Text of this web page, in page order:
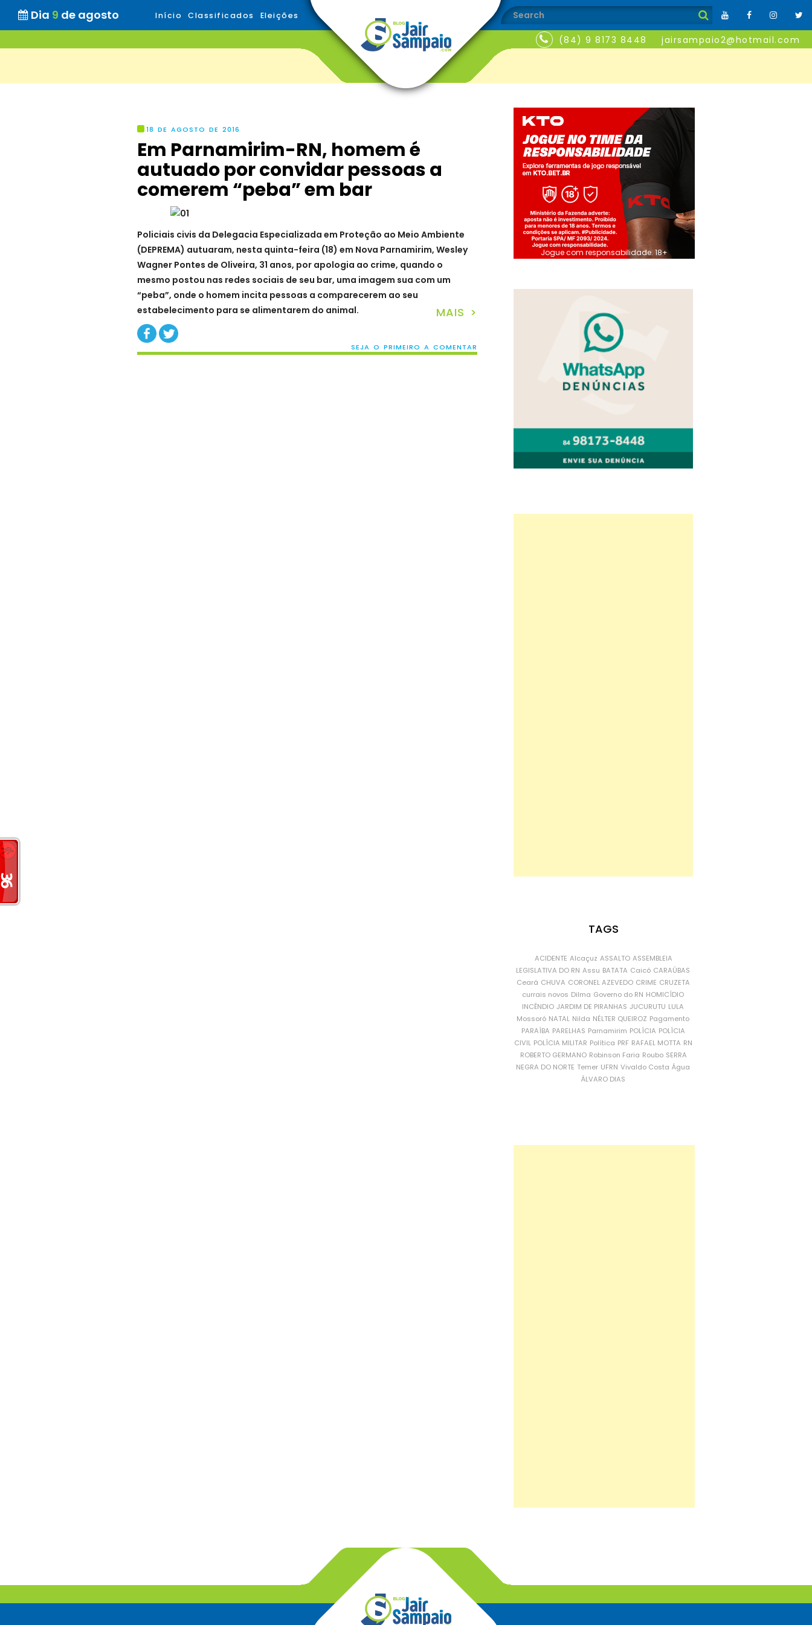
Dia 9 de agosto Início Classificados Eleições
(84) 9 8173 8448 jairsampaio2@hotmail.com
18 DE AGOSTO DE 2016
Em Parnamirim-RN, homem é
autuado por convidar pessoas a
comerem “peba” em bar
Policiais civis da Delegacia Especializada em Proteção ao Meio Ambiente
(DEPREMA) autuaram, nesta quinta-feira (18) em Nova Parnamirim, Wesley
Wagner Pontes de Oliveira, 31 anos, por apologia ao crime, quando o
mesmo postou nas redes sociais de seu bar, uma imagem sua com um
“peba”, onde o homem incita pessoas a comparecerem ao seu
estabelecimento para se alimentarem do animal. MAIS >
SEJA O PRIMEIRO A COMENTAR
Jogue com responsabilidade. 18+
TAGS
ACIDENTE Alcaçuz ASSALTO ASSEMBLEIA
LEGISLATIVA DO RN Assu BATATA Caicó CARAÚBAS
Ceará CHUVA CORONEL AZEVEDO CRIME CRUZETA
currais novos Dilma Governo do RN HOMICÍDIO
INCÊNDIO JARDIM DE PIRANHAS JUCURUTU LULA
Mossoró NATAL Nilda NÉLTER QUEIROZ Pagamento
PARAÍBA PARELHAS Parnamirim POLÍCIA POLÍCIA
CIVIL POLÍCIA MILITAR Política PRF RAFAEL MOTTA RN
ROBERTO GERMANO Robinson Faria Roubo SERRA
NEGRA DO NORTE Temer UFRN Vivaldo Costa Água
ÁLVARO DIAS